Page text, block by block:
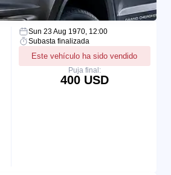
Sun 23 Aug 1970, 12:00
Subasta finalizada
Este vehículo ha sido vendido
Puja final:
400 USD